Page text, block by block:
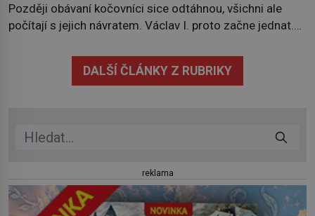
Později obávaní kočovníci sice odtáhnou, všichni ale
počítají s jejich návratem. Václav I. proto začne jednat.
pečlivě připravit! Český král Václav I. (1205–1253)
přijme opatření, která mají posílit obranu jeho království.
DALŠÍ ČLÁNKY Z RUBRIKY
reklama